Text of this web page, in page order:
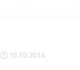
15.10.2014